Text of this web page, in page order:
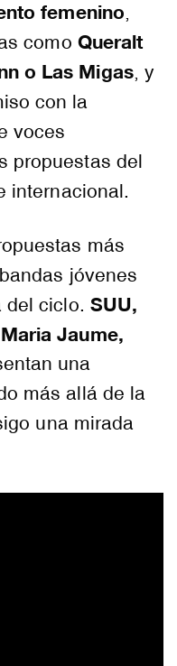
femenino,
como Queralt
o Las Migas, y
con la
voces
propuestas del
internacional.
más
jóvenes
del ciclo. SUU,
Jaume,
una
más allá de la
una mirada